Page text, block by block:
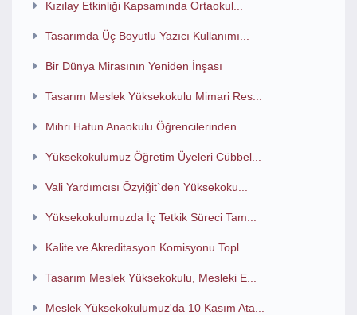
Kızılay Etkinliği Kapsamında Ortaokul...
Tasarımda Üç Boyutlu Yazıcı Kullanımı...
Bir Dünya Mirasının Yeniden İnşası
Tasarım Meslek Yüksekokulu Mimari Res...
Mihri Hatun Anaokulu Öğrencilerinden ...
Yüksekokulumuz Öğretim Üyeleri Cübbel...
Vali Yardımcısı Özyiğit`den Yüksekoku...
Yüksekokulumuzda İç Tetkik Süreci Tam...
Kalite ve Akreditasyon Komisyonu Topl...
Tasarım Meslek Yüksekokulu, Mesleki E...
Meslek Yüksekokulumuz'da 10 Kasım Ata...